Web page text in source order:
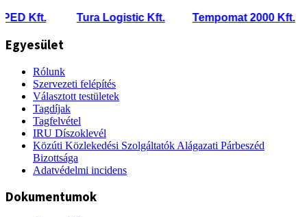
Kft. Tura Logistic Kft. Tempomat 2000 Kft.
Egyesület
Rólunk
Szervezeti felépítés
Választott testületek
Tagdíjak
Tagfelvétel
IRU Díszoklevél
Közúti Közlekedési Szolgáltatók Alágazati Párbeszéd
Bizottsága
Adatvédelmi incidens
Dokumentumok